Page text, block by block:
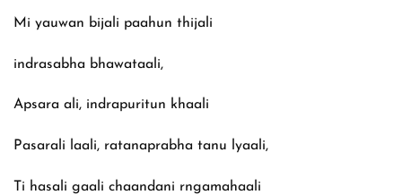
Mi yauwan bijali paahun thijali
indrasabha bhawataali,
Apsara ali, indrapuritun khaali
Pasarali laali, rat‍anaprabha tanu lyaali,
Ti hasali gaali chaandani rngamahaali